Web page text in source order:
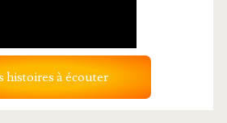
histoires à écouter